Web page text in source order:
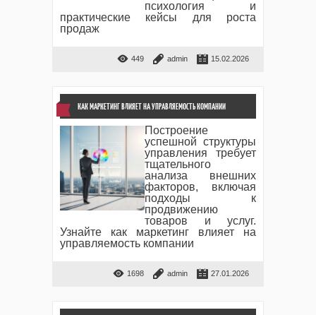
психология и
практические кейсы для роста
продаж
449 admin 15.02.2026
КАК МАРКЕТИНГ ВЛИЯЕТ НА УПРАВЛЯЕМОСТЬ КОМПАНИИ
Построение
успешной структуры
управления требует
тщательного
анализа внешних
факторов, включая
подходы к
продвижению
товаров и услуг.
Узнайте как маркетинг влияет на
управляемость компании
1698 admin 27.01.2026